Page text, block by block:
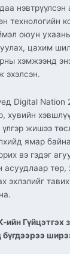
нэвтрүүлсэн
технологийн
оюун
цахим
хэмжээнд
эхэлсэн.
Digital Nation
хувийн
жишээ
ямар
вэ гэдэг
төр,
эхлэлийг
ийн Гүйцэтгэх